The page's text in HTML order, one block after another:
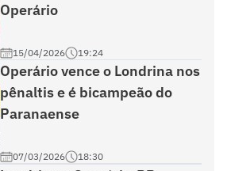
Operário
15/04/2026 19:24
Operário vence o Londrina nos
pênaltis e é bicampeão do
Paranaense
07/03/2026 18:30